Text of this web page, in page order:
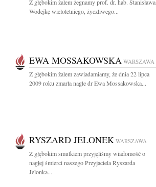
Z głębokim żalem żegnamy prof. dr. hab. Stanisława
Wodejkę wieloletniego, życzliwego...
EWA MOSSAKOWSKA WARSZAWA
Z głębokim żalem zawiadamiamy, że dnia 22 lipca
2009 roku zmarła nagle dr Ewa Mossakowska...
RYSZARD JELONEK WARSZAWA
Z głębokim smutkiem przyjęliśmy wiadomość o
nagłej śmierci naszego Przyjaciela Ryszarda
Jelonka...